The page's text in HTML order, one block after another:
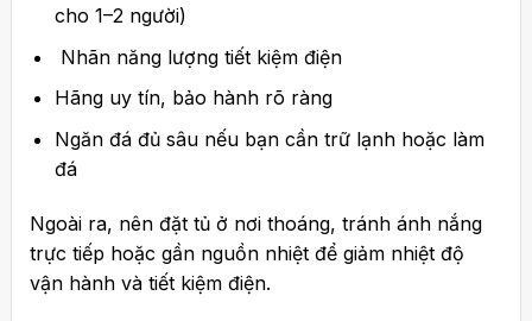
cho 1–2 người)
Nhãn năng lượng tiết kiệm điện
Hãng uy tín, bảo hành rõ ràng
Ngăn đá đủ sâu nếu bạn cần trữ lạnh hoặc làm
đá
Ngoài ra, nên đặt tủ ở nơi thoáng, tránh ánh nắng
trực tiếp hoặc gần nguồn nhiệt để giảm nhiệt độ
vận hành và tiết kiệm điện.